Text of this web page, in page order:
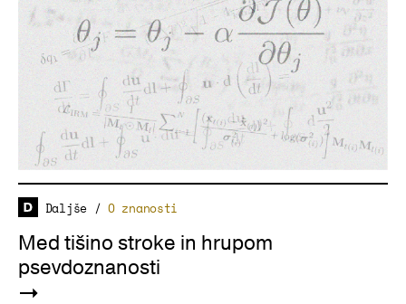
Daljše /O znanosti
Med tišino stroke in hrupom
psevdoznanosti